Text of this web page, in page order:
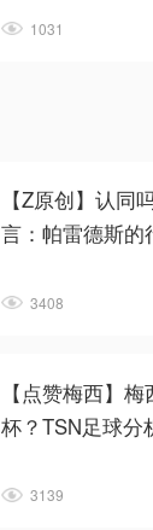
1031
【Z原创】认同
言：帕雷德斯的
3408
【点赞梅西】
杯？TSN足球分
3139